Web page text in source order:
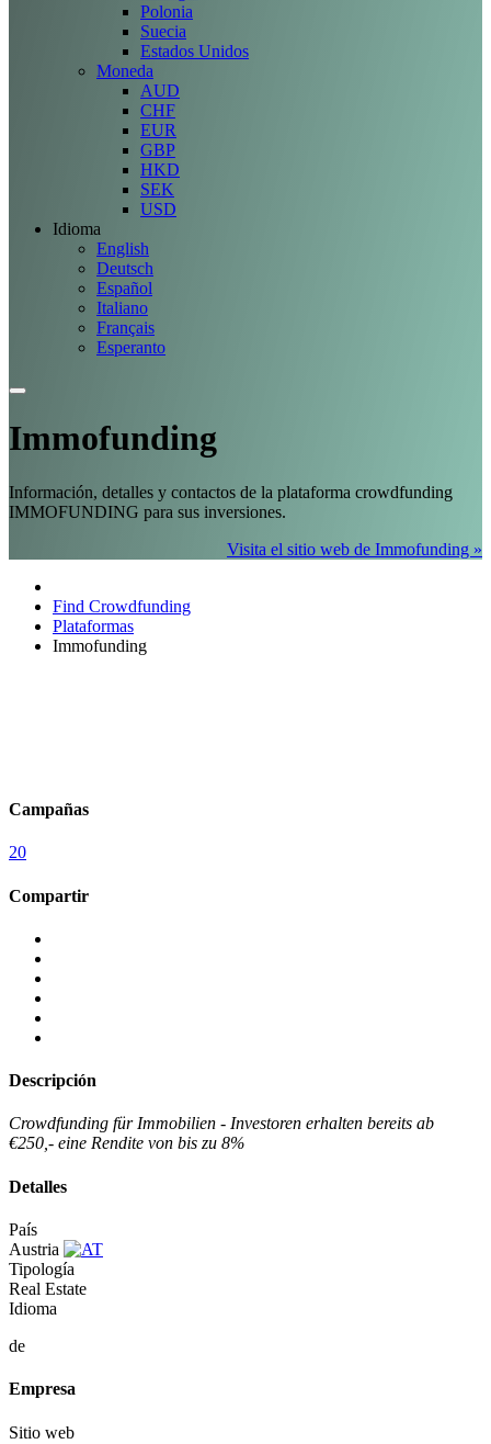
Polonia
Suecia
Estados Unidos
Moneda
AUD
CHF
EUR
GBP
HKD
SEK
USD
Idioma
English
Deutsch
Español
Italiano
Français
Esperanto
Immofunding
Información, detalles y contactos de la plataforma crowdfunding
IMMOFUNDING para sus inversiones.
Visita el sitio web de Immofunding »
Find Crowdfunding
Plataformas
Immofunding
Campañas
20
Compartir
Descripción
Crowdfunding für Immobilien - Investoren erhalten bereits ab
€250,- eine Rendite von bis zu 8%
Detalles
País
Austria
Tipología
Real Estate
Idioma
de
Empresa
Sitio web